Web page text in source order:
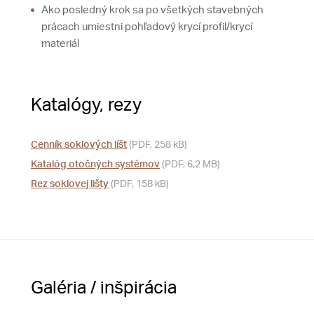
Ako posledný krok sa po všetkých stavebných
prácach umiestni pohľadový krycí profil/krycí
materiál
Katalógy, rezy
Cenník soklových líšt (PDF, 258 kB)
Katalóg otočných systémov (PDF, 6,2 MB)
Rez soklovej lišty (PDF, 158 kB)
Galéria / inšpirácia